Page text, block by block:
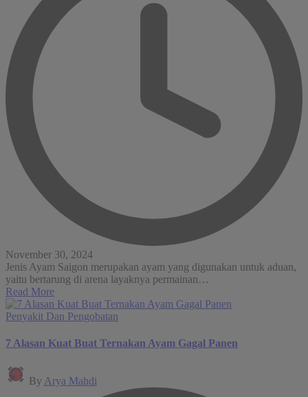
November 30, 2024
Jenis Ayam Saigon merupakan ayam yang digunakan untuk aduan,
yaitu bertarung di arena layaknya permainan…
Read More
Posted
Penyakit Dan Pengobatan
7 Alasan Kuat Buat Ternakan Ayam Gagal Panen
Posted
by
By Arya Mahdi